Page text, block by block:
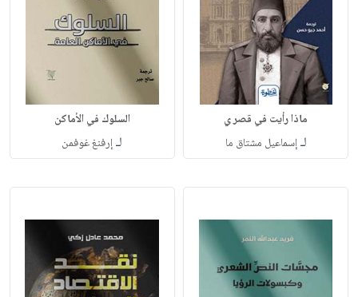
ماذا رأيت في قصر ي
لـإسماعيل مشتاق ما
السلوك في الأماكن
لـإرفنغ غوفمن